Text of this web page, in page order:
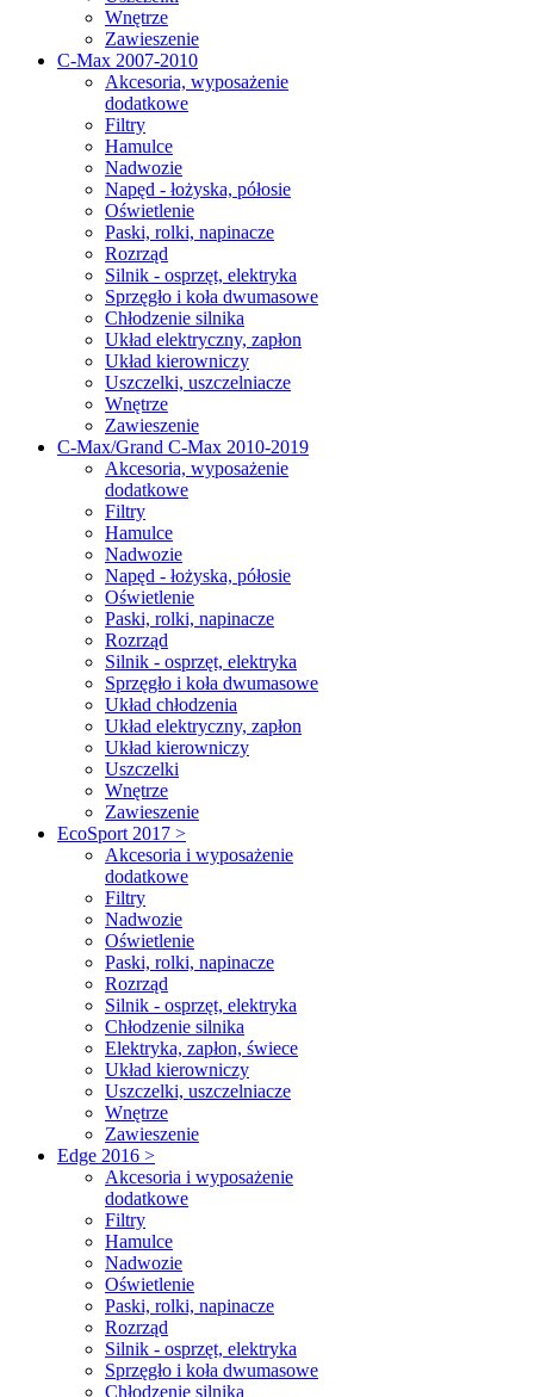
Wnętrze
Zawieszenie
C-Max 2007-2010
Akcesoria, wyposażenie
dodatkowe
Filtry
Hamulce
Nadwozie
Napęd - łożyska, półosie
Oświetlenie
Paski, rolki, napinacze
Rozrząd
Silnik - osprzęt, elektryka
Sprzęgło i koła dwumasowe
Chłodzenie silnika
Układ elektryczny, zapłon
Układ kierowniczy
Uszczelki, uszczelniacze
Wnętrze
Zawieszenie
C-Max/Grand C-Max 2010-2019
Akcesoria, wyposażenie
dodatkowe
Filtry
Hamulce
Nadwozie
Napęd - łożyska, półosie
Oświetlenie
Paski, rolki, napinacze
Rozrząd
Silnik - osprzęt, elektryka
Sprzęgło i koła dwumasowe
Układ chłodzenia
Układ elektryczny, zapłon
Układ kierowniczy
Uszczelki
Wnętrze
Zawieszenie
EcoSport 2017 >
Akcesoria i wyposażenie
dodatkowe
Filtry
Nadwozie
Oświetlenie
Paski, rolki, napinacze
Rozrząd
Silnik - osprzęt, elektryka
Chłodzenie silnika
Elektryka, zapłon, świece
Układ kierowniczy
Uszczelki, uszczelniacze
Wnętrze
Zawieszenie
Edge 2016 >
Akcesoria i wyposażenie
dodatkowe
Filtry
Hamulce
Nadwozie
Oświetlenie
Paski, rolki, napinacze
Rozrząd
Silnik - osprzęt, elektryka
Sprzęgło i koła dwumasowe
Chłodzenie silnika